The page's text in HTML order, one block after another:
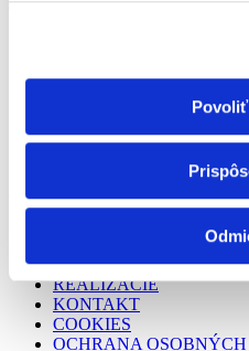
O FIRME
vzduchotechniky,
zabezpečovacích systémov
Západného Slovenska s
PODSTRÁNKY
PREČO MY
REALIZÁCIE
KONTAKT
COOKIES
OCHRANA